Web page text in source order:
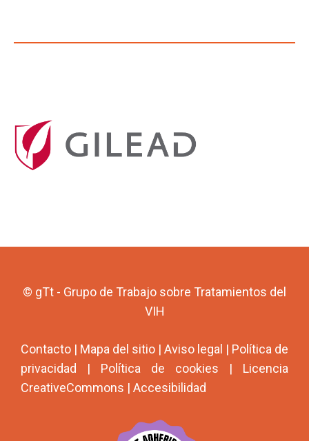
© gTt - Grupo de Trabajo sobre Tratamientos del
VIH
Contacto | Mapa del sitio | Aviso legal | Política de
privacidad | Política de cookies | Licencia
CreativeCommons | Accesibilidad